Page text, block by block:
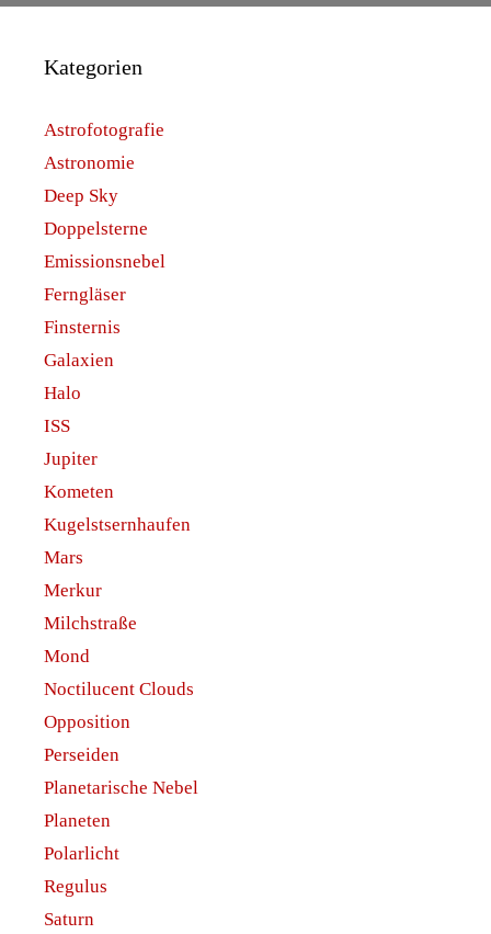
Kategorien
Astrofotografie
Astronomie
Deep Sky
Doppelsterne
Emissionsnebel
Ferngläser
Finsternis
Galaxien
Halo
ISS
Jupiter
Kometen
Kugelstsernhaufen
Mars
Merkur
Milchstraße
Mond
Noctilucent Clouds
Opposition
Perseiden
Planetarische Nebel
Planeten
Polarlicht
Regulus
Saturn